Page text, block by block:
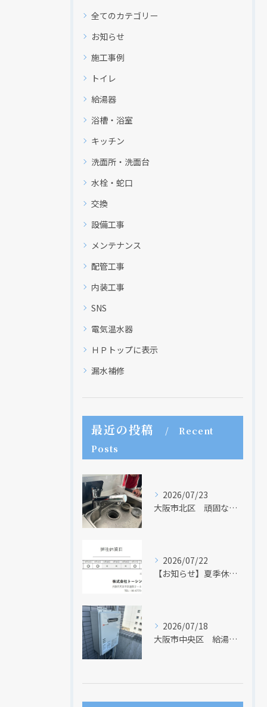
全てのカテゴリー
お知らせ
施工事例
トイレ
給湯器
浴槽・浴室
キッチン
洗面所・洗面台
水栓・蛇口
交換
設備工事
メンテナンス
配管工事
内装工事
SNS
電気温水器
ＨＰトップに表示
漏水補修
最近の投稿
Recent
Posts
2026/07/23
大阪市北区 頑固な水アカはなかなか取れない・・・
2026/07/22
【お知らせ】夏季休業日のお知らせ【２０２６年】
2026/07/18
大阪市中央区 給湯器のリモコンが無くても、リモコンを設置する方法はあります